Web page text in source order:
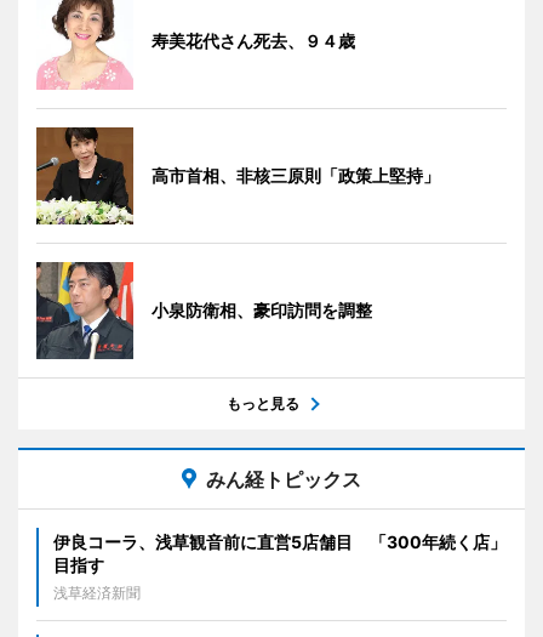
寿美花代さん死去、９４歳
高市首相、非核三原則「政策上堅持」
小泉防衛相、豪印訪問を調整
もっと見る
みん経トピックス
伊良コーラ、浅草観音前に直営5店舗目 「300年続く店」
目指す
浅草経済新聞